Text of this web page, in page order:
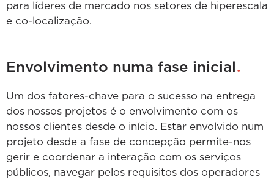
para líderes de mercado nos setores de hiperescala
e co-localização.
Envolvimento numa fase inicial .
Um dos fatores-chave para o sucesso na entrega
dos nossos projetos é o envolvimento com os
nossos clientes desde o início. Estar envolvido num
projeto desde a fase de concepção permite-nos
gerir e coordenar a interação com os serviços
públicos, navegar pelos requisitos dos operadores